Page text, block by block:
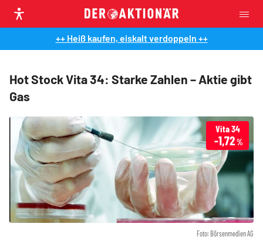
++ Heiß kaufen, eiskalt verdoppeln ++
Hot Stock Vita 34: Starke Zahlen – Aktie gibt
Gas
Foto: Börsenmedien AG
Vita 34
-1,72%